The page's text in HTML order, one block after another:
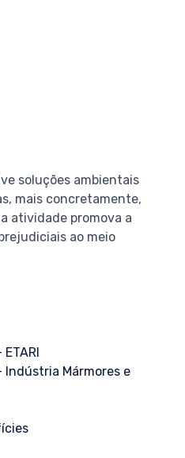
soluções ambientais
mais concretamente,
atividade promova a
ao meio
Mármores e